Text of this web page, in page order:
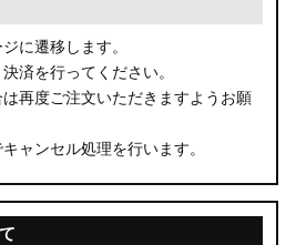
に遷移します。
済を行ってください。
再度ご注文いただきますようお願
ャンセル処理を行います。